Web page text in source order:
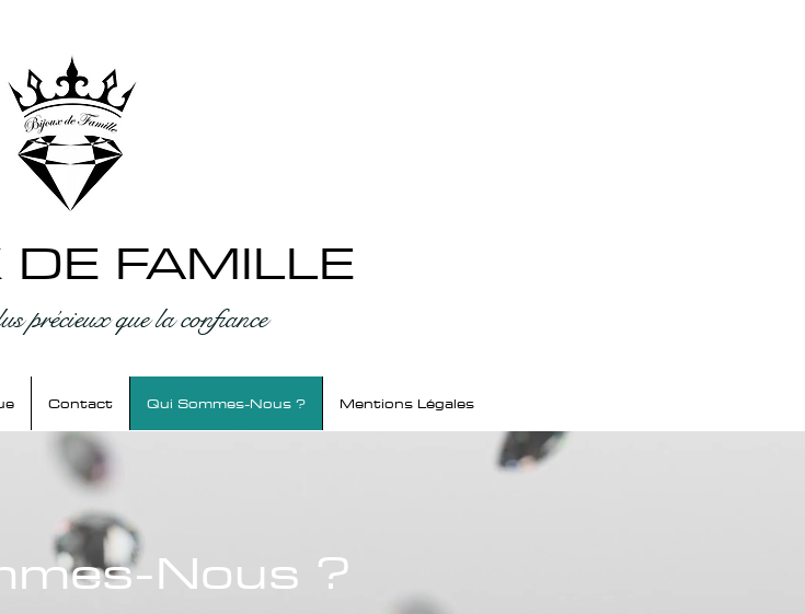
FAMILLE
précieux que la confiance
Contact Qui Sommes-Nous ? Mentions Légales
Nous ?